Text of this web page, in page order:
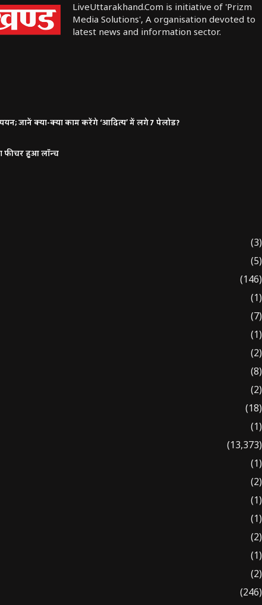
LiveUttarakhand.Com is initiative of 'Prizm
Media Solutions', A organisation devoted to
latest news and information sector.
जानें क्या-क्या काम करेंगे ‘आदित्य’ में लगे 7 पेलोड?
फीचर हुआ लॉन्च
(3)
(5)
(146)
(1)
(7)
(1)
(2)
(8)
(2)
(18)
(1)
(13,373)
(1)
(2)
(1)
(1)
(2)
(1)
(2)
(246)